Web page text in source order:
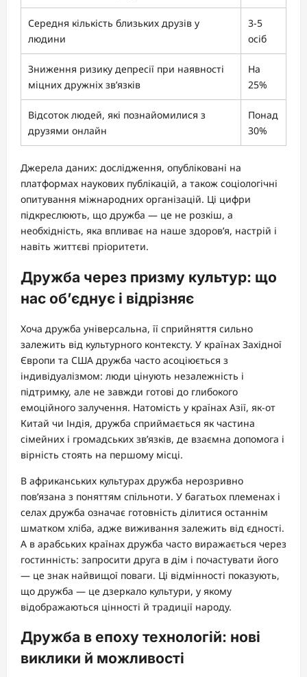
Середня кількість близьких друзів у
людини
3-5
осіб
Зниження ризику депресії при наявності
міцних дружніх зв’язків
На
25%
Відсоток людей, які познайомилися з
друзями онлайн
Понад
30%
Джерела даних: дослідження, опубліковані на
платформах наукових публікацій, а також соціологічні
опитування міжнародних організацій. Ці цифри
підкреслюють, що дружба — це не розкіш, а
необхідність, яка впливає на наше здоров’я, настрій і
навіть життєві пріоритети.
Дружба через призму культур: що
нас об’єднує і відрізняє
Хоча дружба універсальна, її сприйняття сильно
залежить від культурного контексту. У країнах Західної
Європи та США дружба часто асоціюється з
індивідуалізмом: люди цінують незалежність і
підтримку, але не завжди готові до глибокого
емоційного залучення. Натомість у країнах Азії, як-от
Китай чи Індія, дружба сприймається як частина
сімейних і громадських зв’язків, де взаємна допомога і
вірність стоять на першому місці.
В африканських культурах дружба нерозривно
пов’язана з поняттям спільноти. У багатьох племенах і
селах дружба означає готовність ділитися останнім
шматком хліба, адже виживання залежить від єдності.
А в арабських країнах дружба часто виражається через
гостинність: запросити друга в дім і почастувати його
— це знак найвищої поваги. Ці відмінності показують,
що дружба — це дзеркало культури, у якому
відображаються цінності й традиції народу.
Дружба в епоху технологій: нові
виклики й можливості